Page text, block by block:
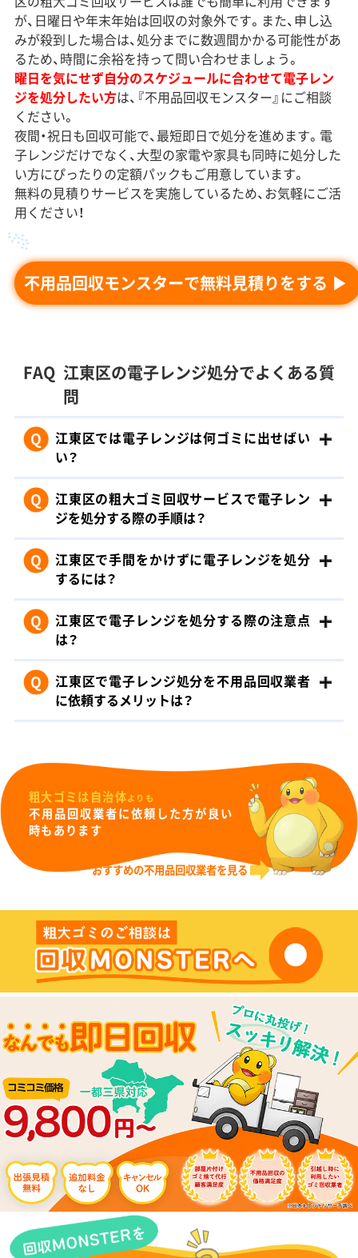
が、日曜日や年末年始は回収の対象外です。また、申し込
みが殺到した場合は、処分までに数週間かかる可能性があ
るため、時間に余裕を持って問い合わせましょう。
曜日を気にせず自分のスケジュールに合わせて電子レン
ジを処分したい方は、『不用品回収モンスター』にご相談
ください。
夜間・祝日も回収可能で、最短即日で処分を進めます。電
子レンジだけでなく、大型の家電や家具も同時に処分した
い方にぴったりの定額パックもご用意しています。
無料の見積りサービスを実施しているため、お気軽にご活
用ください！
不用品回収モンスターで無料見積りをする
FAQ 江東区の電子レンジ処分でよくある質
問
Q
江東区では電子レンジは何ゴミに出せばい
い？
Q
江東区の粗大ゴミ回収サービスで電子レン
ジを処分する際の手順は？
Q
江東区で手間をかけずに電子レンジを処分
するには？
Q
江東区で電子レンジを処分する際の注意点
は？
Q
江東区で電子レンジ処分を不用品回収業者
に依頼するメリットは？
粗大ゴミは自治体よりも
不用品回収業者に依頼した方が良い
時もあります
おすすめの不用品回収業者を見る